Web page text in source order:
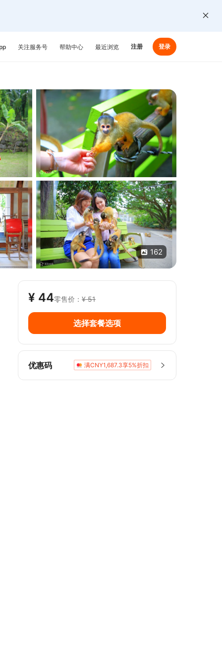
关注服务号 帮助中心 最近浏览 注册 登录
162
零售价： ¥ 51
¥ 44
选择套餐选项
优惠码 满CNY1,687.3享5%折扣